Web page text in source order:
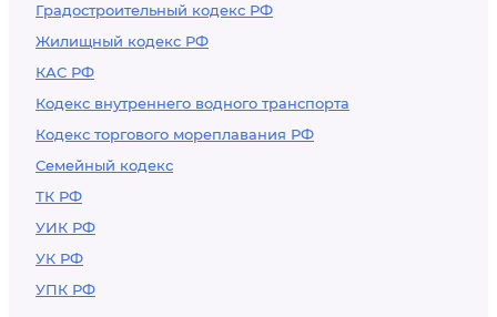
Градостроительный кодекс РФ
Жилищный кодекс РФ
КАС РФ
Кодекс внутреннего водного транспорта
Кодекс торгового мореплавания РФ
Семейный кодекс
ТК РФ
УИК РФ
УК РФ
УПК РФ